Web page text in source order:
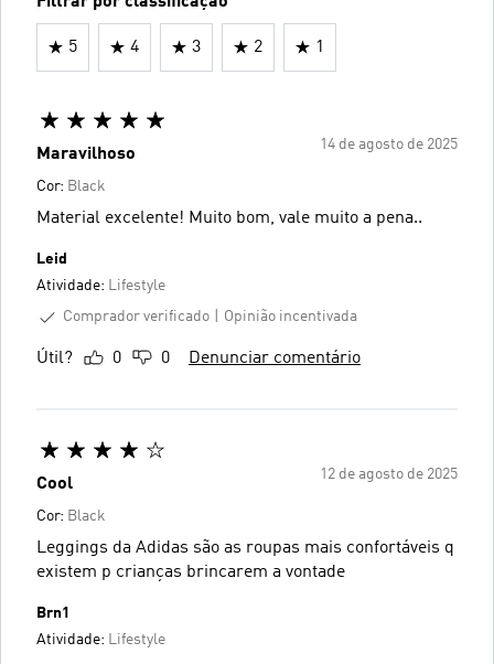
5 4 3 2 1
14 de agosto de 2025
Maravilhoso
Cor: Black
Material excelente! Muito bom, vale muito a pena..
Leid
Atividade: Lifestyle
Comprador verificado
Opinião incentivada
Útil? 0 0 Denunciar comentário
12 de agosto de 2025
Cool
Cor: Black
Leggings da Adidas são as roupas mais confortáveis q
existem p crianças brincarem a vontade
Brn1
Atividade:
Lifestyle